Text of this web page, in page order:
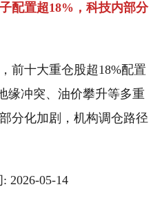
配置超18%，科技内部分
前十大重仓股超18%配置
缘冲突、油价攀升等多重
分化加剧，机构调仓路径
2026-05-14